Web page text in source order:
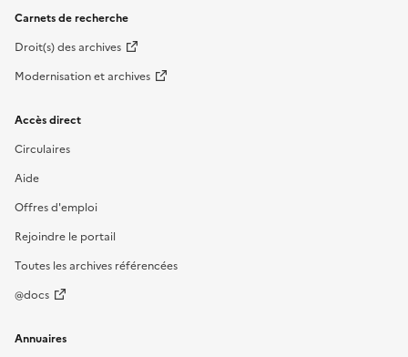
Carnets de recherche
Droit(s) des archives
Modernisation et archives
Accès direct
Circulaires
Aide
Offres d'emploi
Rejoindre le portail
Toutes les archives référencées
@docs
Annuaires